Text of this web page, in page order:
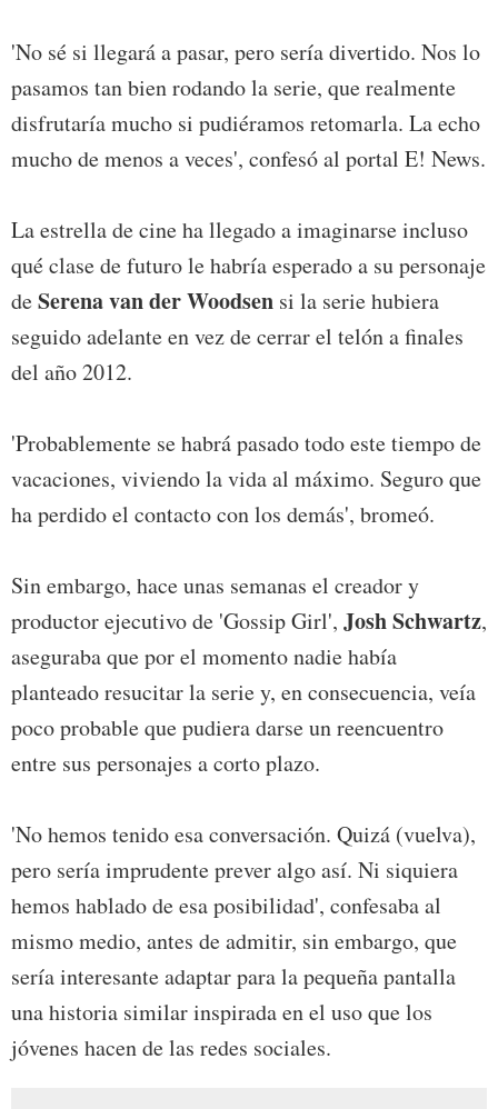
'No sé si llegará a pasar, pero sería divertido. Nos lo
pasamos tan bien rodando la serie, que realmente
disfrutaría mucho si pudiéramos retomarla. La echo
mucho de menos a veces', confesó al portal E! News.
La estrella de cine ha llegado a imaginarse incluso
qué clase de futuro le habría esperado a su personaje
deSerena van der Woodsen si la serie hubiera
seguido adelante en vez de cerrar el telón a finales
del año 2012.
'Probablemente se habrá pasado todo este tiempo de
vacaciones, viviendo la vida al máximo. Seguro que
ha perdido el contacto con los demás', bromeó.
Sin embargo, hace unas semanas el creador y
productor ejecutivo de 'Gossip Girl', Josh Schwartz,
aseguraba que por el momento nadie había
planteado resucitar la serie y, en consecuencia, veía
poco probable que pudiera darse un reencuentro
entre sus personajes a corto plazo.
'No hemos tenido esa conversación. Quizá (vuelva),
pero sería imprudente prever algo así. Ni siquiera
hemos hablado de esa posibilidad', confesaba al
mismo medio, antes de admitir, sin embargo, que
sería interesante adaptar para la pequeña pantalla
una historia similar inspirada en el uso que los
jóvenes hacen de las redes sociales.